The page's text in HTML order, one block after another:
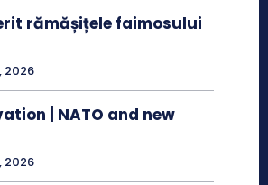
rămășițele faimosului
2026
| NATO and new
2026